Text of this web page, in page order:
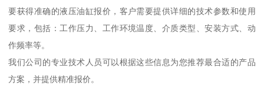
要获得准确的液压油缸报价，客户需要提供详细的技术参数和使用
要求，包括：工作压力、工作环境温度、介质类型、安装方式、动
作频率等。
我们公司的专业技术人员可以根据这些信息为您推荐最合适的产品
方案，并提供精准报价。